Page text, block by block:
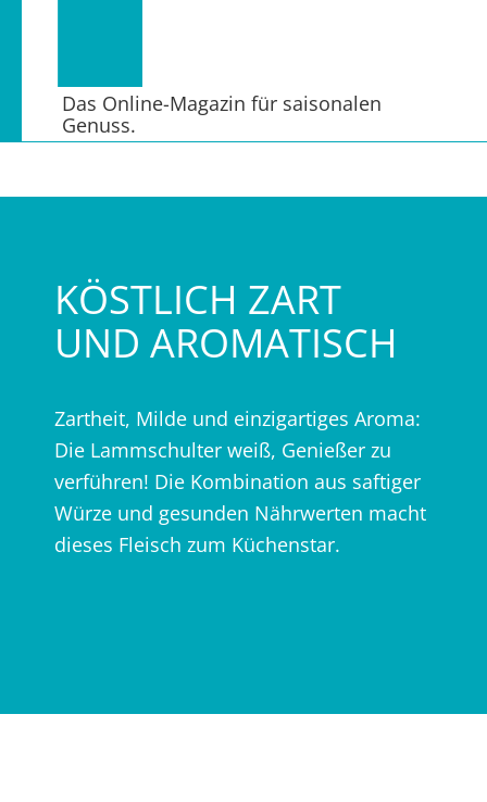
Das Online-Magazin für saisonalen
Genuss.
KÖSTLICH ZART
UND AROMATISCH
Zartheit, Milde und einzigartiges Aroma:
Die Lammschulter weiß, Genießer zu
verführen! Die Kombination aus saftiger
Würze und gesunden Nährwerten macht
dieses Fleisch zum Küchenstar.